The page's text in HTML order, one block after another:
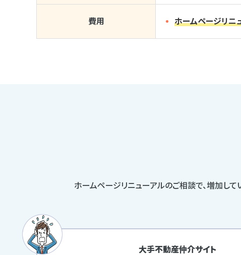
費用 ホームページリニ
ホームページリニューアルのご相談で、増加して
大手不動産仲介サイト